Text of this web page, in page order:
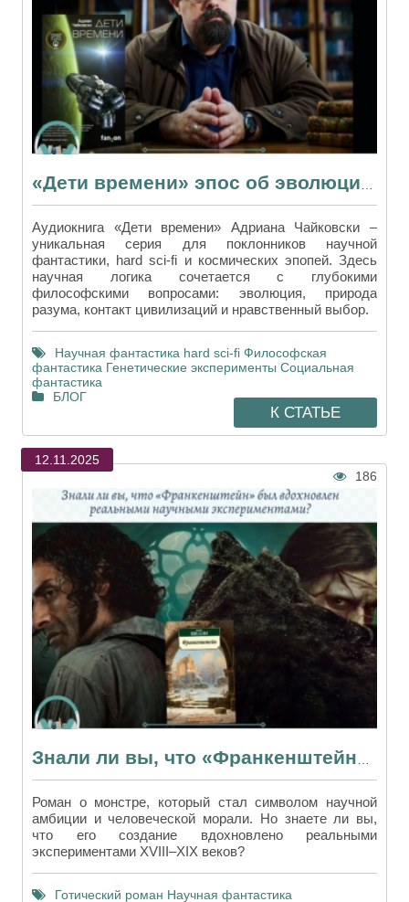
Аудиокнига «Дети времени» Адриана Чайковски –
уникальная серия для поклонников научной
фантастики, hard sci-fi и космических эпопей. Здесь
научная логика сочетается с глубокими
философскими вопросами: эволюция, природа
разума, контакт цивилизаций и нравственный выбор.
Научная фантастика hard sci-fi Философская
фантастика Генетические эксперименты Социальная
фантастика
БЛОГ
К СТАТЬЕ
12.11.2025
186
Роман о монстре, который стал символом научной
амбиции и человеческой морали. Но знаете ли вы,
что его создание вдохновлено реальными
экспериментами XVIII–XIX веков?
Готический роман Научная фантастика